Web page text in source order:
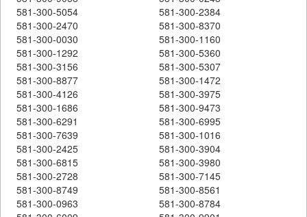
581-300-5054
581-300-2384
581-300-2470
581-300-8370
581-300-0030
581-300-1160
581-300-1292
581-300-5360
581-300-3156
581-300-5307
581-300-8877
581-300-1472
581-300-4126
581-300-3975
581-300-1686
581-300-9473
581-300-6291
581-300-6995
581-300-7639
581-300-1016
581-300-2425
581-300-3904
581-300-6815
581-300-3980
581-300-2728
581-300-7145
581-300-8749
581-300-8561
581-300-0963
581-300-8784